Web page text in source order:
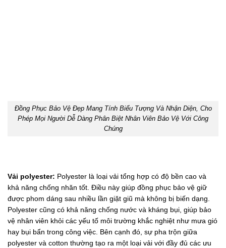
Đồng Phục Bảo Vệ Đẹp Mang Tính Biểu Tượng Và Nhận Diện, Cho
Phép Mọi Người Dễ Dàng Phân Biệt Nhân Viên Bảo Vệ Với Công
Chúng
Vải polyester: Polyester là loại vải tổng hợp có độ bền cao và
khả năng chống nhăn tốt. Điều này giúp đồng phục bảo vệ giữ
được phom dáng sau nhiều lần giặt giũ mà không bị biến dạng.
Polyester cũng có khả năng chống nước và kháng bụi, giúp bảo
vệ nhân viên khỏi các yếu tố môi trường khắc nghiệt như mưa gió
hay bụi bẩn trong công việc. Bên cạnh đó, sự pha trộn giữa
polyester và cotton thường tạo ra một loại vải với đầy đủ các ưu